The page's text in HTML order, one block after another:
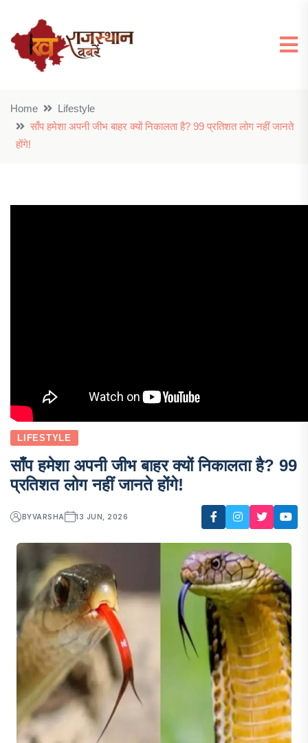
Home
Lifestyle
साँप हमेशा अपनी जीभ बाहर क्यों निकालता है? 99 प्रतिशत लोग नहीं जानते
होंगे!
LIFESTYLE
साँप हमेशा अपनी जीभ बाहर क्यों निकालता है? 99
प्रतिशत लोग नहीं जानते होंगे!
BYVARSHA 13 JUN, 2026